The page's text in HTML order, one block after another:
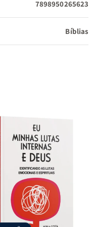
de personagens bíblicos
com Cristo.
a fim de inspirar o leitor
de Deus orienta.
linha do tempo dos
de leitura.
no entendimento
7898950265623
Bíblias